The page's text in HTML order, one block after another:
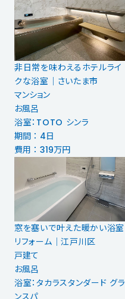
非日常を味わえるホテルライ
クな浴室｜さいたま市
マンション
お風呂
浴室：TOTO シンラ
期間 ： 4日
費用 ： 319万円
窓を塞いで叶えた暖かい浴室
リフォーム｜江戸川区
戸建て
お風呂
浴室：タカラスタンダード グラ